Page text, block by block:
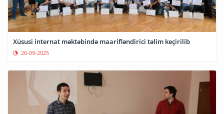
Xüsusi internat məktəbində maarifləndirici təlim keçirilib
26-09-2025